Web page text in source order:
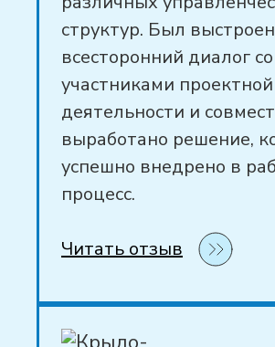
структур. Был выстроен
всесторонний диалог
участниками проектной
деятельности и
выработано решение,
успешно внедрено в
процесс.
Читать отзыв